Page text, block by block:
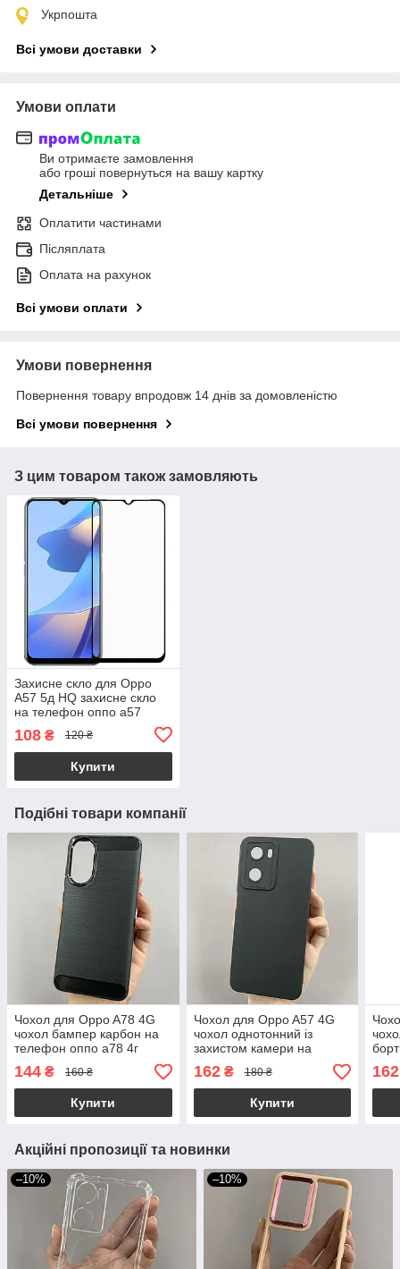
Укрпошта
Всі умови доставки
Умови оплати
Ви отримаєте замовлення
або гроші повернуться на вашу картку
Детальніше
Оплатити частинами
Післяплата
Оплата на рахунок
Всі умови оплати
Умови повернення
Повернення товару впродовж 14 днів за домовленістю
Всі умови повернення
З цим товаром також замовляють
Захисне скло для Oppo
A57 5д HQ захисне скло
на телефон оппо а57
108 ₴ 120 ₴
Купити
Подібні товари компанії
Чохол для Oppo A78 4G
чохол бампер карбон на
телефон оппо а78 4г
чорний pls
144 ₴ 160 ₴
Купити
Чохол для Oppo A57 4G
чохол однотонний із
захистом камери на
телефон оппо а57 4г
чорний s2l
162₴ 180 ₴
Купити
162
Акційні пропозиції та новинки
–10% –10%